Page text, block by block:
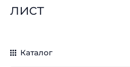
лист
Каталог